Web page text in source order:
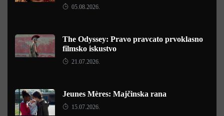
05.08.2026.
The Odyssey: Pravo pravcato prvoklasno
filmsko iskustvo
21.07.2026.
Jeunes Mères: Majčinska rana
15.07.2026.